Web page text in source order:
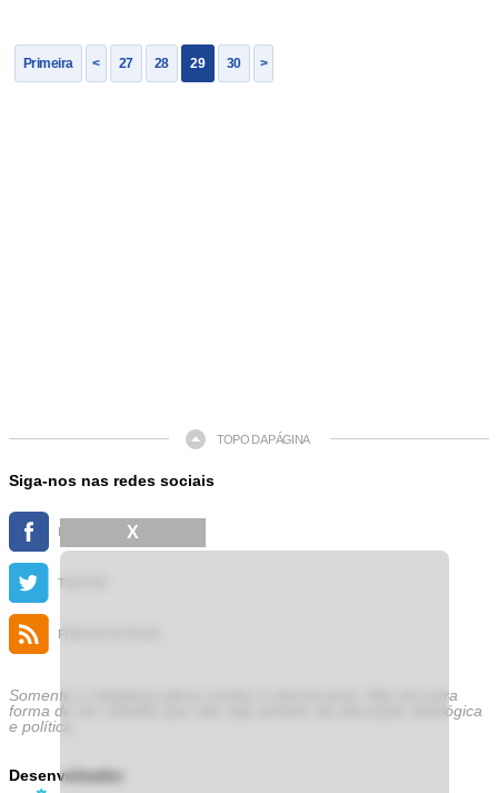
Primeira < 27 28 29 30 >
TOPO DA PÁGINA
Siga-nos nas redes sociais
FACEBOOK
TWITTER
FEED DE NOTÍCIAS
Somente a cidadania plena conduz à democracia. Não há outra
forma de ser cidadão que não seja através da educação ideológica
e política.
Desenvolvedor
X